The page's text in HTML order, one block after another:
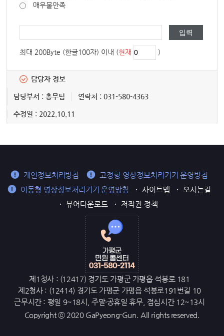
매우불만족
최대 200Byte (한글100자) 이내 (현재 )
담당자 정보
담당부서 : 총무팀 연락처 : 031-580-4363
수정일 : 2022.10.11
개인정보처리방침
고정형 영상정보처리기기 운영방침
이동형 영상정보처리기기 운영방침
사이트맵
오시는길
뷰어다운로드
저작권 정책
제1청사 : (12417) 경기도 가평군 가평읍 석봉로 181
제2청사 : (12414) 경기도 가평군 가평읍 석봉로191번길 10
근무시간 : 평일 9~18시, 주말·공휴일 휴무, 점심시간 12~13시
Copyright ⓒ 2020 GaPyeong-Gun. All rights reserved.